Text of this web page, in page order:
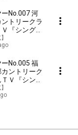
No.007 河
トリークラ
『シングル
道』
No.005 福
ントリーク
Ｖ『シング
フ道』